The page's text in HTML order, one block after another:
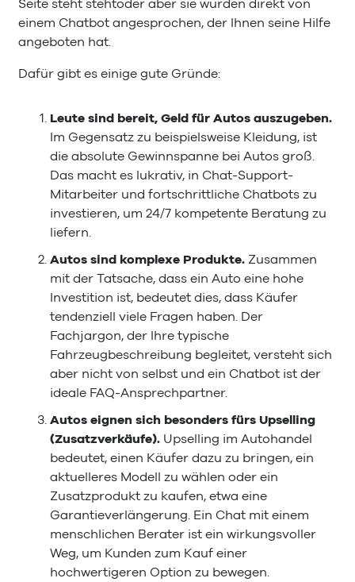
Seite steht stehtoder aber sie wurden direkt von
einem Chatbot angesprochen, der Ihnen seine Hilfe
angeboten hat.
Dafür gibt es einige gute Gründe:
Leute sind bereit, Geld für Autos auszugeben.
Im Gegensatz zu beispielsweise Kleidung, ist
die absolute Gewinnspanne bei Autos groß.
Das macht es lukrativ, in Chat-Support-
Mitarbeiter und fortschrittliche Chatbots zu
investieren, um 24/7 kompetente Beratung zu
liefern.
Autos sind komplexe Produkte. Zusammen
mit der Tatsache, dass ein Auto eine hohe
Investition ist, bedeutet dies, dass Käufer
tendenziell viele Fragen haben. Der
Fachjargon, der Ihre typische
Fahrzeugbeschreibung begleitet, versteht sich
aber nicht von selbst und ein Chatbot ist der
ideale FAQ-Ansprechpartner.
Autos eignen sich besonders fürs Upselling
(Zusatzverkäufe). Upselling im Autohandel
bedeutet, einen Käufer dazu zu bringen, ein
aktuelleres Modell zu wählen oder ein
Zusatzprodukt zu kaufen, etwa eine
Garantieverlängerung. Ein Chat mit einem
menschlichen Berater ist ein wirkungsvoller
Weg, um Kunden zum Kauf einer
hochwertigeren Option zu bewegen.